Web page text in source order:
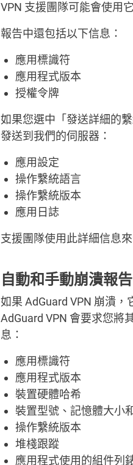
VPN 支援團隊可能會使用
報告中還包括以下信息：
應用標識符
應用程式版本
授權令牌
如果您選中「發送詳細的
發送到我們的伺服器：
應用設定
操作繫統語言
操作繫統版本
應用日誌
支援團隊使用此詳細信息
自動和手動崩潰報告
如果 AdGuard VPN 崩潰，
AdGuard VPN 會要求您將
息：
應用標識符
應用程式版本
裝置硬體哈希
裝置型號、記憶體大小
操作繫統版本
堆棧跟蹤
應用程式使用的組件列